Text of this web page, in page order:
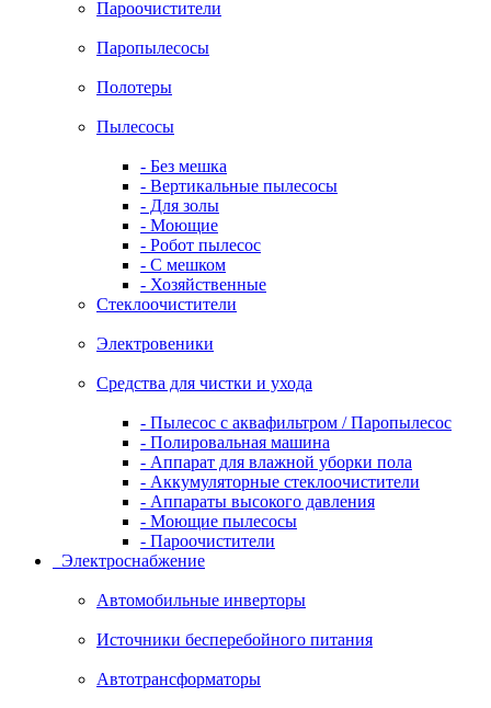
Пароочистители
Паропылесосы
Полотеры
Пылесосы
- Без мешка
- Вертикальные пылесосы
- Для золы
- Моющие
- Робот пылесос
- С мешком
- Хозяйственные
Стеклоочистители
Электровеники
Средства для чистки и ухода
- Пылесос с аквафильтром / Паропылесос
- Полировальная машина
- Аппарат для влажной уборки пола
- Аккумуляторные стеклоочистители
- Аппараты высокого давления
- Моющие пылесосы
- Пароочистители
Электроснабжение
Автомобильные инверторы
Источники бесперебойного питания
Автотрансформаторы